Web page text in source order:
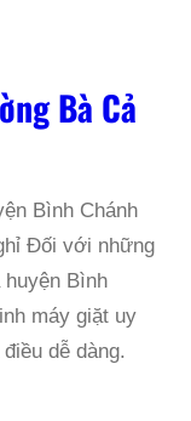
Bà Cả
Bình Chánh
Đối với những
Bình
máy giặt uy
dễ dàng.